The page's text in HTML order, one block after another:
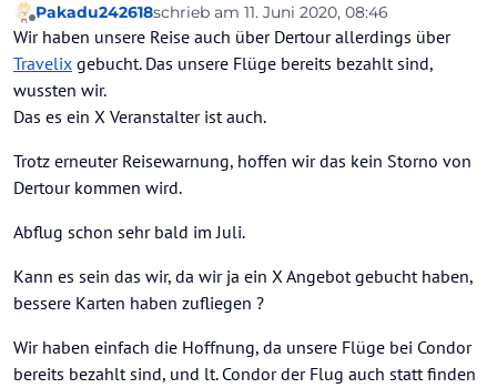
so in etwa läuft das.
Es ist nicht so, dass XDERtouristik sauer wird und
sich denkt "Ha, der doofe towe2019 wird jetzt
kann lediglich die Auslagen von dir verlangen, die
Leistungen vom Leistungsträger aufgebrummt
bekommt.
Offline
Pakadu242618schrieb am 11. Juni 2020, 08:46
zuletzt editiert von
Wir haben unsere Reise auch über Dertour allerdings über
Travelix gebucht. Das unsere Flüge bereits bezahlt sind,
wussten wir.
Das es ein X Veranstalter ist auch.
Trotz erneuter Reisewarnung, hoffen wir das kein Storno von
Dertour kommen wird.
Abflug schon sehr bald im Juli.
Kann es sein das wir, da wir ja ein X Angebot gebucht haben,
bessere Karten haben zufliegen ?
Wir haben einfach die Hoffnung, da unsere Flüge bei Condor
bereits bezahlt sind, und lt. Condor der Flug auch statt finden